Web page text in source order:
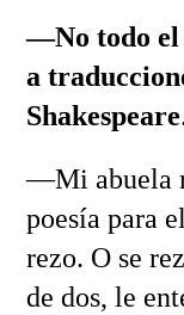
—No todo el
a
Shakespeare
—Mi abuela
poesía para
rezo. O se
de dos, le